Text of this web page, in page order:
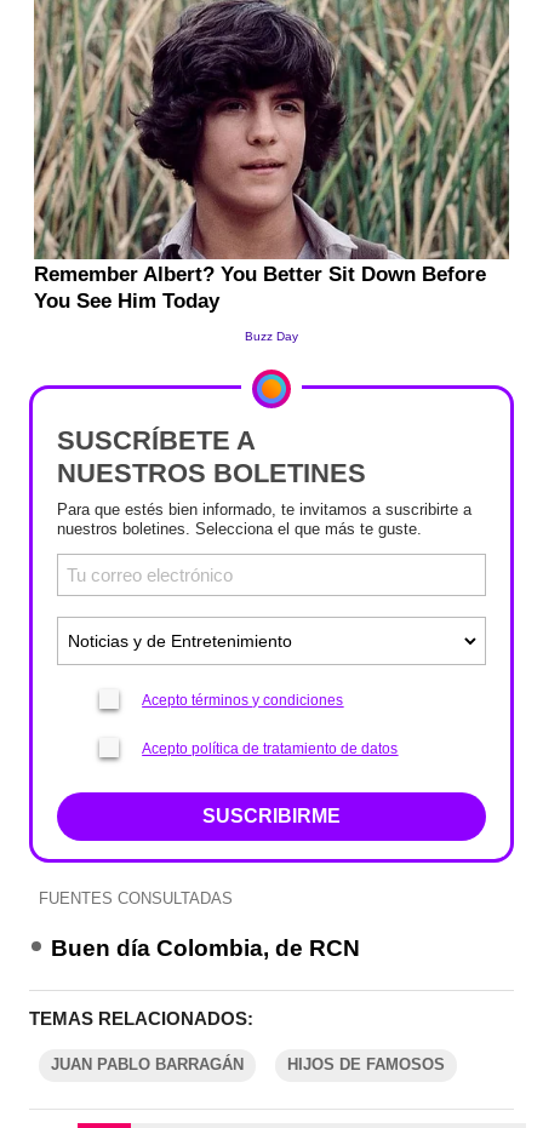
SUSCRÍBETE A
NUESTROS BOLETINES
Para que estés bien informado, te invitamos a suscribirte a
nuestros boletines. Selecciona el que más te guste.
Acepto términos y condiciones
Acepto política de tratamiento de datos
SUSCRIBIRME
FUENTES CONSULTADAS
Buen día Colombia, de RCN
TEMAS RELACIONADOS:
JUAN PABLO BARRAGÁN HIJOS DE FAMOSOS